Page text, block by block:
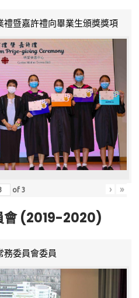
禮暨嘉許禮向畢業生頒獎獎項
of3 › »
會 (2019-2020)
務委員會委員